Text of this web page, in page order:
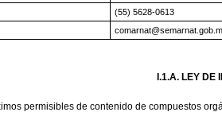
(55) 5628-0613
I.1.A. LEY DE
permisibles de contenido de compuestos